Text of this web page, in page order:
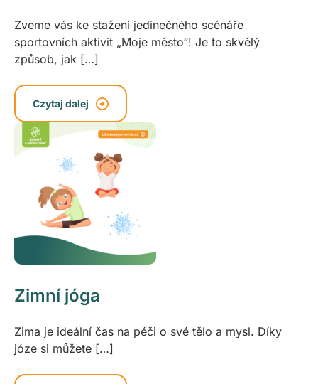
Zveme vás ke stažení jedinečného scénáře
sportovních aktivit „Moje město“! Je to skvělý
způsob, jak […]
Czytaj dalej
Zimní jóga
Zima je ideální čas na péči o své tělo a mysl. Díky
józe si můžete […]